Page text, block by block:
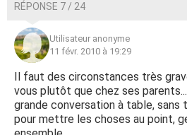
RÉPONSE 7 / 24
Utilisateur anonyme
11 févr. 2010 à 19:29
Il faut des circonstances très
vous plutôt que chez ses
grande conversation à table, sans
pour mettre les choses au point,